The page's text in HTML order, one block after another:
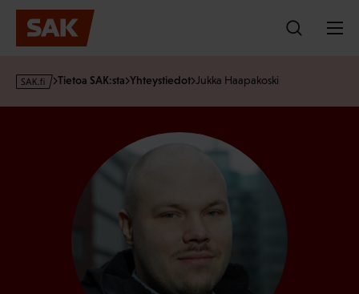
Hyppää
sisältöön
s
Tietoa SAK:sta Yhteystiedot Jukka Haapakoski